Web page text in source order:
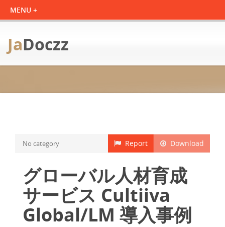
JaDoczz
Download
Report
No category
グローバル人材育成
サービス Cultiiva
Global/LM 導入事例